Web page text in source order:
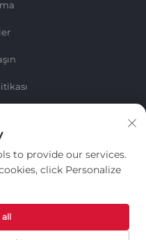
için kaydolun
to provide our services.
click Personalize